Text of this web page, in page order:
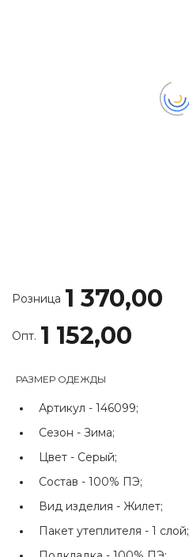
Розница 1 370,00
Опт. 1 152,00
РАЗМЕР ОДЕЖДЫ
Артикул - 146099;
Сезон - Зима;
Цвет - Серый;
Состав - 100% ПЭ;
Вид изделия - Жилет;
Пакет утеплителя - 1 слой;